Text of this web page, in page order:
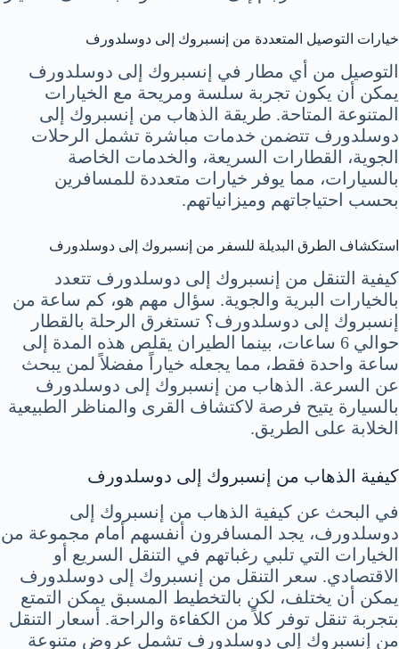
خيارات التوصيل المتعددة من إنسبروك إلى دوسلدورف
التوصيل من أي مطار في إنسبروك إلى دوسلدورف
يمكن أن يكون تجربة سلسة ومريحة مع الخيارات
المتنوعة المتاحة. طريقة الذهاب من إنسبروك إلى
دوسلدورف تتضمن خدمات مباشرة تشمل الرحلات
الجوية، القطارات السريعة، والخدمات الخاصة
بالسيارات، مما يوفر خيارات متعددة للمسافرين
بحسب احتياجاتهم وميزانياتهم.
استكشاف الطرق البديلة للسفر من إنسبروك إلى دوسلدورف
كيفية التنقل من إنسبروك إلى دوسلدورف تتعدد
بالخيارات البرية والجوية. سؤال مهم هو، كم ساعة من
إنسبروك إلى دوسلدورف؟ تستغرق الرحلة بالقطار
حوالي 6 ساعات، بينما الطيران يقلص هذه المدة إلى
ساعة واحدة فقط، مما يجعله خياراً مفضلاً لمن يبحث
عن السرعة. الذهاب من إنسبروك إلى دوسلدورف
بالسيارة يتيح فرصة لاكتشاف القرى والمناظر الطبيعية
الخلابة على الطريق.
كيفية الذهاب من إنسبروك إلى دوسلدورف
في البحث عن كيفية الذهاب من إنسبروك إلى
دوسلدورف، يجد المسافرون أنفسهم أمام مجموعة من
الخيارات التي تلبي رغباتهم في التنقل السريع أو
الاقتصادي. سعر التنقل من إنسبروك إلى دوسلدورف
يمكن أن يختلف، لكن بالتخطيط المسبق يمكن التمتع
بتجربة تنقل توفر كلاً من الكفاءة والراحة. أسعار التنقل
من إنسبروك إلى دوسلدورف تشمل عروض متنوعة